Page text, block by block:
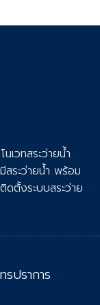
เวทสระว่ายน้ำ
สระว่ายน้ำ พร้อม
ตั้งระบบสระว่าย
ปราการ